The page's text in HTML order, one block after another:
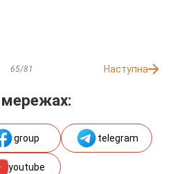
65/81 Наступна
мережах:
group telegram
youtube